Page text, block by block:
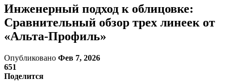
Инженерный подход к облицовке:
Сравнительный обзор трех линеек от
«Альта-Профиль»
Опубликовано Фев 7, 2026
651
Поделится